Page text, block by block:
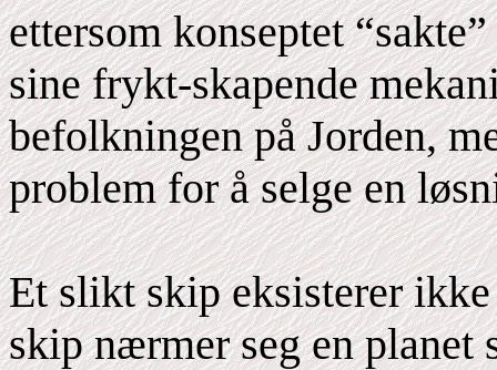
ettersom konseptet
sine frykt-skapende
befolkningen på Jorden,
problem for å selge en
Et slikt skip eksisterer
skip nærmer seg en planet